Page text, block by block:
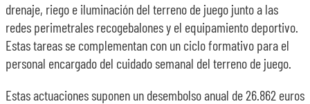
drenaje, riego e iluminación del terreno de juego junto a las
redes perimetrales recogebalones y el equipamiento deportivo.
Estas tareas se complementan con un ciclo formativo para el
personal encargado del cuidado semanal del terreno de juego.
Estas actuaciones suponen un desembolso anual de 26.862 euros